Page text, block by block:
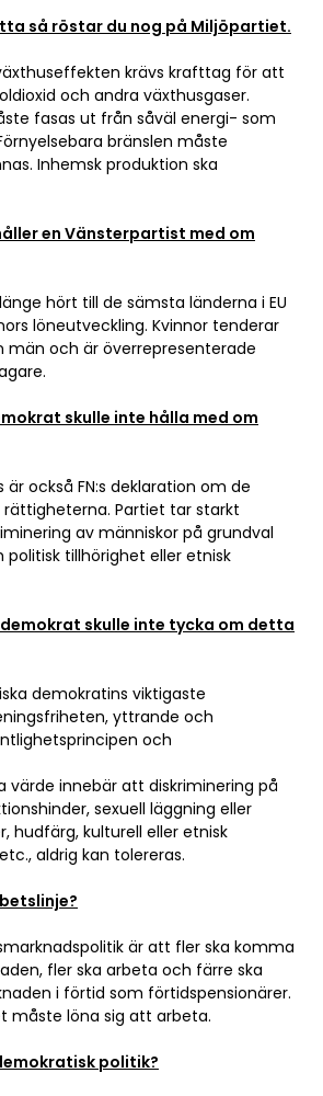
så röstar du nog på Miljöpartiet.
krävs krafttag för att
och andra växthusgaser.
fasas ut från såväl energi- som
bränslen måste
Inhemsk produktion ska
en Vänsterpartist med om
hört till de sämsta länderna i EU
löneutveckling. Kvinnor tenderar
och är överrepresenterade
skulle inte hålla med om
också FN:s deklaration om de
Partiet tar starkt
av människor på grundval
politisk tillhörighet eller etnisk
skulle inte tycka om detta
demokratins viktigaste
yttrande och
och
värde innebär att diskriminering på
sexuell läggning eller
hudfärg, kulturell eller etnisk
aldrig kan tolereras.
är att fler ska komma
fler ska arbeta och färre ska
i förtid som förtidspensionärer.
måste löna sig att arbeta.
politik?